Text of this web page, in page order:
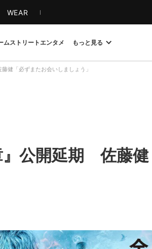
WEAR
ムストリート エンタメ もっと見る
健「必ずまたお会いしましょう」
』公開延期 佐藤